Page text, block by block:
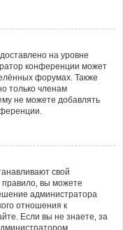
на уровне
конференции может
форумах. Также
только членам
не можете добавлять
свой
вы можете
администратора
отношения к
Если вы не знаете, за